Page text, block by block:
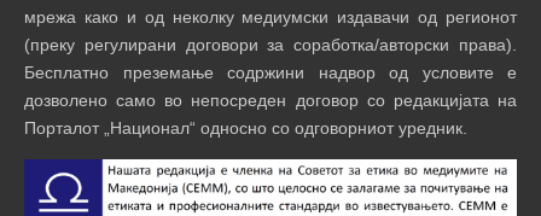
мрежа како и од неколку медиумски издавачи од регионот
(преку регулирани договори за соработка/авторски права).
Бесплатно преземање содржини надвор од условите е
дозволено само во непосреден договор со редакцијата на
Порталот „Национал“ односно со одговорниот уредник.